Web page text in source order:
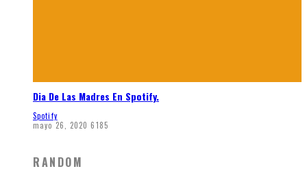
Dia De Las Madres En Spotify.
Spotify
mayo 26, 2020 6185
RANDOM